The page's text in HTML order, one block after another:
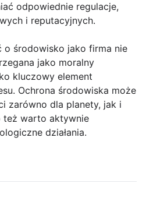
odpowiednie regulacje,
i reputacyjnych.
o środowisko jako firma nie
jako moralny
kluczowy element
Ochrona środowiska może
zarówno dla planety, jak i
też warto aktywnie
działania.